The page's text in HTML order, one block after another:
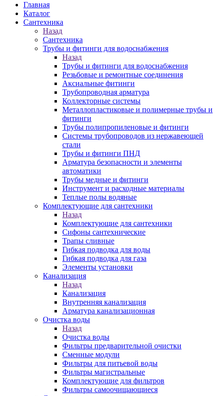
Главная
Каталог
Сантехника
Назад
Сантехника
Трубы и фитинги для водоснабжения
Назад
Трубы и фитинги для водоснабжения
Резьбовые и ремонтные соединения
Аксиальные фитинги
Трубопроводная арматура
Коллекторные системы
Металлопластиковые и полимерные трубы и
фитинги
Трубы полипропиленовые и фитинги
Системы трубопроводов из нержавеющей
стали
Трубы и фитинги ПНД
Арматура безопасности и элементы
автоматики
Трубы медные и фитинги
Инструмент и расходные материалы
Теплые полы водяные
Комплектующие для сантехники
Назад
Комплектующие для сантехники
Сифоны сантехнические
Трапы сливные
Гибкая подводка для воды
Гибкая подводка для газа
Элементы установки
Канализация
Назад
Канализация
Внутренняя канализация
Арматура канализационная
Очистка воды
Назад
Очистка воды
Фильтры предварительной очистки
Сменные модули
Фильтры для питьевой воды
Фильтры магистральные
Комплектующие для фильтров
Фильтры самоочищающиеся